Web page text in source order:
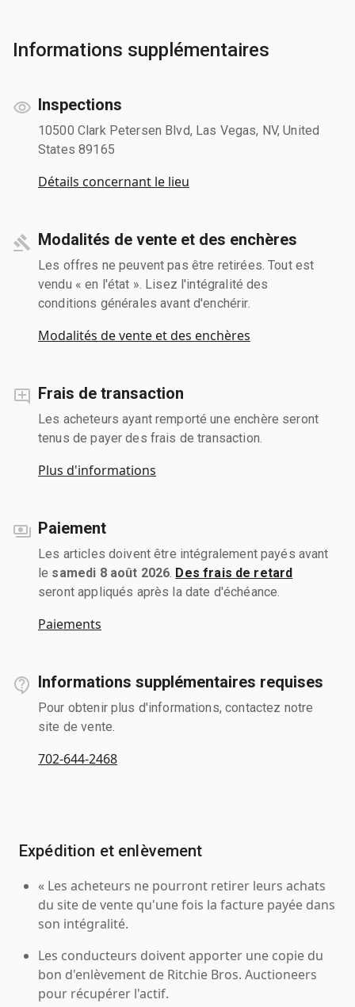
Informations supplémentaires
Inspections
10500 Clark Petersen Blvd, Las Vegas, NV, United
States 89165
Détails concernant le lieu
Modalités de vente et des enchères
Les offres ne peuvent pas être retirées. Tout est
vendu « en l'état ». Lisez l'intégralité des
conditions générales avant d'enchérir.
Modalités de vente et des enchères
Frais de transaction
Les acheteurs ayant remporté une enchère seront
tenus de payer des frais de transaction.
Plus d'informations
Paiement
Les articles doivent être intégralement payés avant
le samedi 8 août 2026 Des frais de retard
seront appliqués après la date d'échéance.
Paiements
Informations supplémentaires requises
Pour obtenir plus d'informations, contactez notre
site de vente.
702-644-2468
Expédition et enlèvement
« Les acheteurs ne pourront retirer leurs achats
du site de vente qu'une fois la facture payée dans
son intégralité.
Les conducteurs doivent apporter une copie du
bon d'enlèvement de Ritchie Bros. Auctioneers
pour récupérer l'actif.